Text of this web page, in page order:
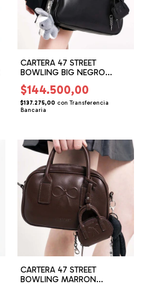
CARTERA 47 STREET
BOWLING BIG NEGRO
(47061306)
$144.500,00
$137.275,00 con Transferencia
Bancaria
CARTERA 47 STREET
BOWLING MARRON